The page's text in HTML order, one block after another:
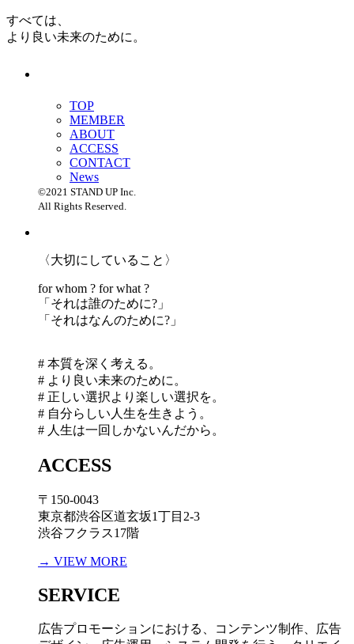
すべては、
より良い未来のために。
TOP
MEMBER
ABOUT
ACCESS
CONTACT
News
©2021 STAND UP Inc.
All Rights Reserved.
〈大切にしていること〉
for whom ? for what ?
「 それは誰のために?」
「 それはなんのために?」
# 本質を深く考える。
# より良い未来のために。
# 正しい選択より楽しい選択を。
# 自分らしい人生を生きよう。
# 人生は一回しかないんだから。
ACCESS
〒150-0043
東京都渋谷区道玄坂1丁目2-3
渋谷フクラス17階
→ VIEW MORE
SERVICE
広告プロモーションにおける、コンテンツ制作、広告